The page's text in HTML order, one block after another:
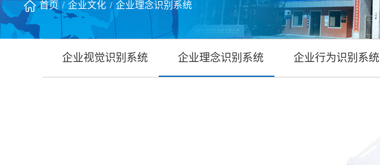
首页 / 企业文化 / 企业理念识别系统
企业视觉识别系统 企业理念识别系统 企业行为识别系统